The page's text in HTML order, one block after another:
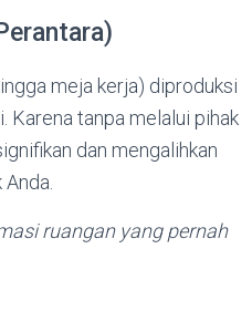
meja kerja) diproduksi
Karena tanpa melalui pihak
dan mengalihkan
ruangan yang pernah